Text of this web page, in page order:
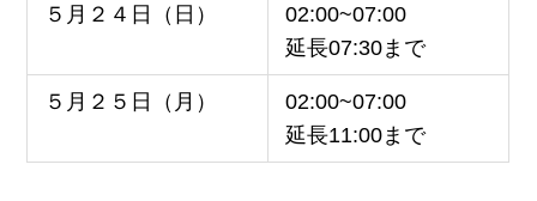
５月２４日（日）
02:00~07:00
延長07:30まで
５月２５日（月）
02:00~07:00
延長11:00まで